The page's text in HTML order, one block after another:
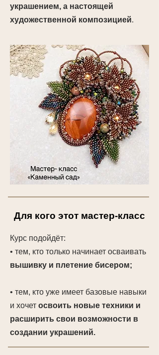
украшением, а настоящей
художественной композицией.
Для кого этот мастер-класс
Курс подойдёт:
• тем, кто только начинает осваивать
вышивку и плетение бисером;
• тем, кто уже имеет базовые навыки
и хочет освоить новые техники и
расширить свои возможности в
создании украшений.